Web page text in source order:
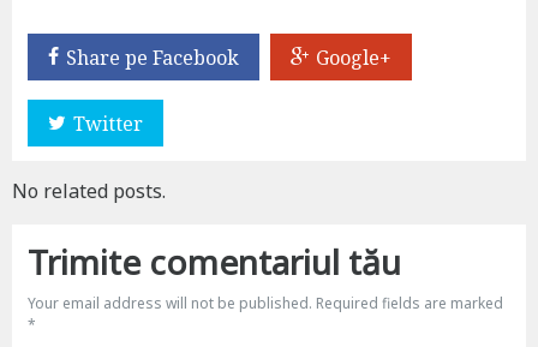
Share pe Facebook Google+
Twitter
No related posts.
Trimite comentariul tău
Your email address will not be published. Required fields are marked
*